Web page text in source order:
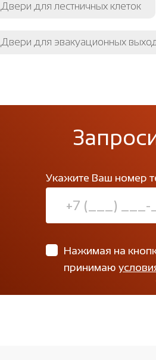
Двери для лестничных клеток
Двери для эвакуационных
Укажите Ваш номер
Нажимая на
принимаю